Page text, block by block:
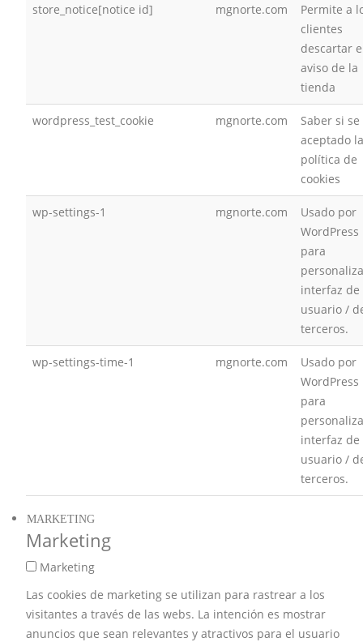
store_notice[notice id] mgnorte.com
Permite a
clientes
descartar
aviso de la
tienda
wordpress_test_cookie mgnorte.com
Saber si
aceptado la
política de
cookies
wp-settings-1 mgnorte.com
Usado por
WordPress
para
interfaz de
usuario /
terceros.
wp-settings-time-1 mgnorte.com
Usado por
WordPress
para
interfaz de
usuario /
terceros.
MARKETING
Marketing
Marketing
Las cookies de marketing se utilizan para rastrear a los
visitantes a través de las webs. La intención es mostrar
anuncios que sean relevantes y atractivos para el usuario